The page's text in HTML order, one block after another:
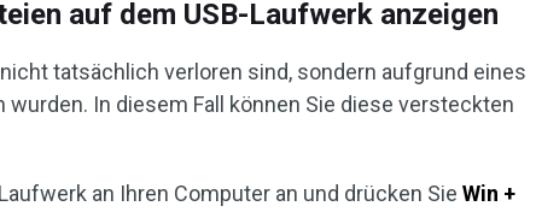
auf dem USB-Laufwerk anzeigen
tatsächlich verloren sind, sondern aufgrund eines
In diesem Fall können Sie diese versteckten
an Ihren Computer an und drücken SieWin +